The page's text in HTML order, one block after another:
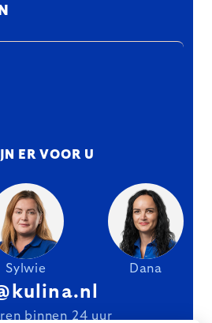
ER VOOR U
Sylwie Dana
binnen 24 uur